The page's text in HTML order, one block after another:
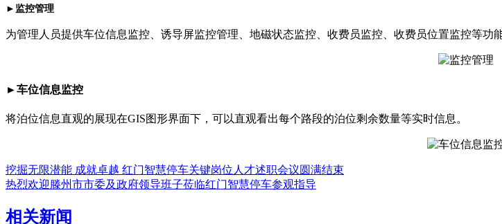
►监控管理
为管理人员提供车位信息监控、诱导屏监控管理、地磁状态监控、收费员监控、收费员位置监控等功能
►车位信息监控
将泊位信息直观的展现在GIS图形界面下，可以直观看出每个路段的泊位剩余数量等实时信息。
挖掘无限潜能 成就卓越 红门智慧停车关键岗位人才述职会议圆满结束
热烈欢迎滕州市市委及政府领导班子莅临红门智慧停车参观指导
相关新闻